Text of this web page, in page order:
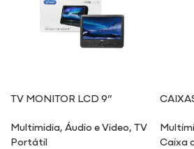
TV MONITOR LCD 9”
Multimidia,Áudio e Video,TV
Portátil
Caixa